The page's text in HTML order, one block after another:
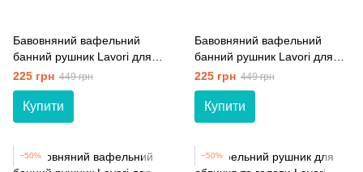
Бавовняний вафельний
банний рушник Lavori для
дому, сауни та спа 777-
10002 сірий 70*140
225 грн 449 грн
Купити
Бавовняний вафельний
банний рушник Lavori для
дому, сауни та спа 777-
10002 блакитний 70*140
225 грн 449 грн
Купити
−50% −50%